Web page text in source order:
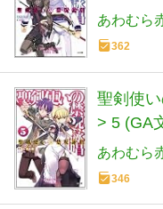
あわむら
362
聖剣使
> 5 (GA
あわむら
346